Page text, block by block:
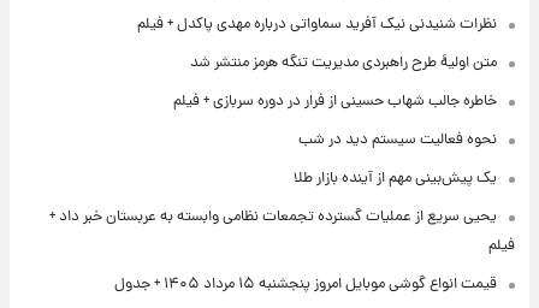
نظرات شنیدنی نیک آفرید سماواتی درباره مهدی پاکدل + فیلم
متن اولیۀ طرح راهبردی مدیریت تنگه هرمز منتشر شد
خاطره جالب شهاب حسینی از فرار در دوره سربازی + فیلم
نحوه فعالیت سیستم دید در شب
یک پیش‌بینی مهم از آینده بازار طلا
یحیی سریع از عملیات گسترده تجمعات نظامی وابسته به عربستان خبر داد +
فیلم
قیمت انواع گوشی موبایل امروز پنجشنبه ۱۵ مرداد ۱۴۰۵ + جدول